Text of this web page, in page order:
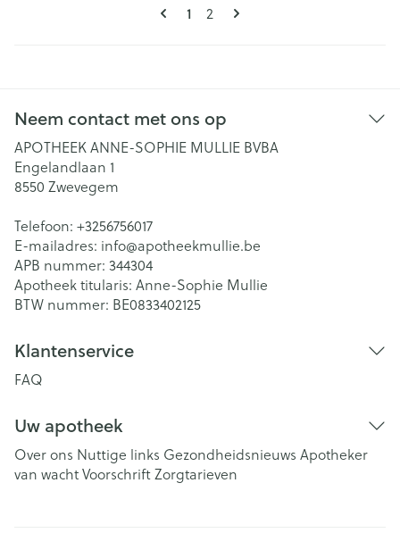
Pagina's
U lees momenteel pagina
1 Pagina
2
Neem contact met ons op
APOTHEEK ANNE-SOPHIE MULLIE BVBA
Engelandlaan 1
8550 Zwevegem
Telefoon: +3256756017
E-mailadres: info@apotheekmullie.be
APB nummer: 344304
Apotheek titularis: Anne-Sophie Mullie
BTW nummer: BE0833402125
Klantenservice
FAQ
Uw apotheek
Over ons Nuttige links Gezondheidsnieuws Apotheker
van wachtVoorschriftZorgtarieven